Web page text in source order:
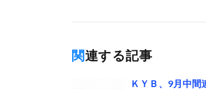
関連する記事
ＫＹＢ、9月中間